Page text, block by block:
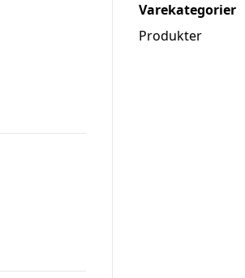
Varekategorier
Produkter